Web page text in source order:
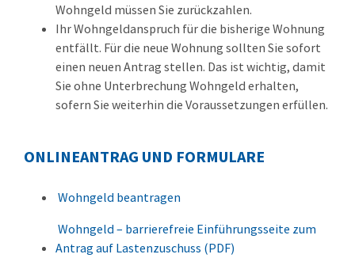
Wohngeld müssen Sie zurückzahlen.
Ihr Wohngeldanspruch für die bisherige Wohnung
entfällt. Für die neue Wohnung sollten Sie sofort
einen neuen Antrag stellen. Das ist wichtig, damit
Sie ohne Unterbrechung Wohngeld erhalten,
sofern Sie weiterhin die Voraussetzungen erfüllen.
ONLINEANTRAG UND FORMULARE
Wohngeld beantragen
Wohngeld – barrierefreie Einführungsseite zum
Antrag auf Lastenzuschuss (PDF)